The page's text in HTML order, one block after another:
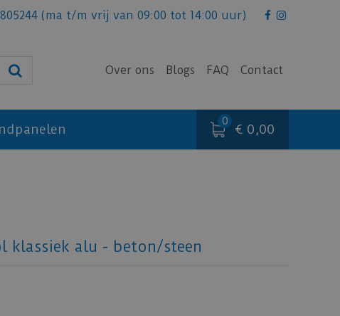
(ma t/m vrij van 09:00 tot 14:00 uur)
Over ons Blogs FAQ Contact
€ 0,00
klassiek alu - beton/steen